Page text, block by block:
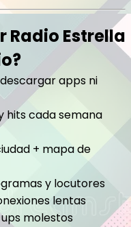
Radio Estrella
apps ni
hits cada semana
+ mapa de
y locutores
lentas
molestos